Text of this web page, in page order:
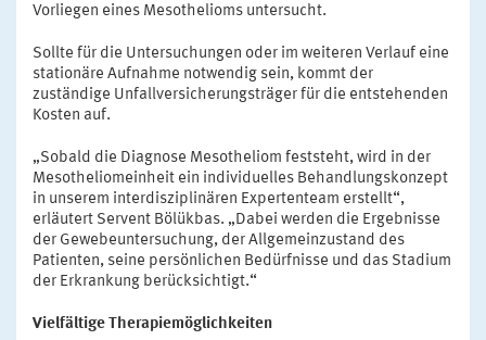
Vorliegen eines Mesothelioms untersucht.
Sollte für die Untersuchungen oder im weiteren Verlauf eine
stationäre Aufnahme notwendig sein, kommt der
zuständige Unfallversicherungsträger für die entstehenden
Kosten auf.
„Sobald die Diagnose Mesotheliom feststeht, wird in der
Mesotheliomeinheit ein individuelles Behandlungskonzept
in unserem interdisziplinären Expertenteam erstellt“,
erläutert Servent Bölükbas. „Dabei werden die Ergebnisse
der Gewebeuntersuchung, der Allgemeinzustand des
Patienten, seine persönlichen Bedürfnisse und das Stadium
der Erkrankung berücksichtigt.“
Vielfältige Therapiemöglichkeiten